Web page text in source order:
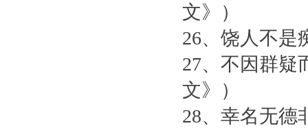
文》）
26、饶人不是
27、不因群疑
文》）
28、幸名无德